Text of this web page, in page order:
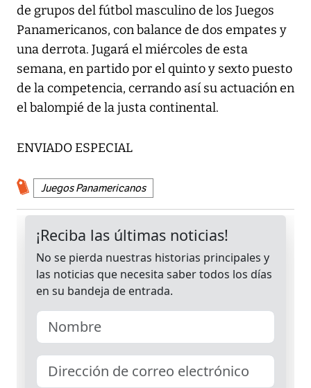
de grupos del fútbol masculino de los Juegos
Panamericanos, con balance de dos empates y
una derrota. Jugará el miércoles de esta
semana, en partido por el quinto y sexto puesto
de la competencia, cerrando así su actuación en
el balompié de la justa continental.
ENVIADO ESPECIAL
Juegos Panamericanos